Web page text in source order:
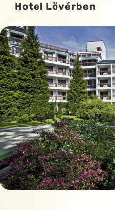
Hotel Lövérben